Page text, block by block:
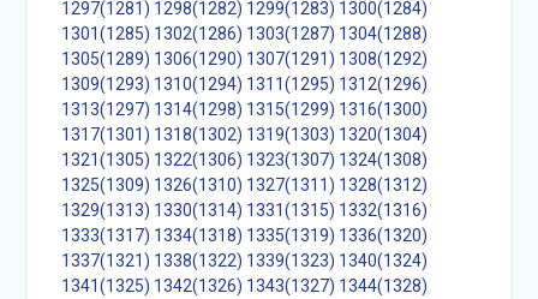
1297(1281) 1298(1282) 1299(1283) 1300(1284)
1301(1285) 1302(1286) 1303(1287) 1304(1288)
1305(1289) 1306(1290) 1307(1291) 1308(1292)
1309(1293) 1310(1294) 1311(1295) 1312(1296)
1313(1297) 1314(1298) 1315(1299) 1316(1300)
1317(1301) 1318(1302) 1319(1303) 1320(1304)
1321(1305) 1322(1306) 1323(1307) 1324(1308)
1325(1309) 1326(1310) 1327(1311) 1328(1312)
1329(1313) 1330(1314) 1331(1315) 1332(1316)
1333(1317) 1334(1318) 1335(1319) 1336(1320)
1337(1321) 1338(1322) 1339(1323) 1340(1324)
1341(1325) 1342(1326) 1343(1327) 1344(1328)